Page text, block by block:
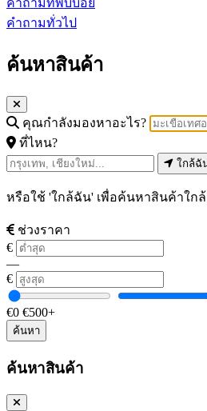
คำถามที่พบบ่อย
คำถามทั่วไป
ค้นหาสินค้า
คุณกำลังมองหาอะไร?
ที่ไหน?
ใกล้ฉั
หรือใช้ 'ใกล้ฉัน' เพื่อค้นหาสินค้าใก
ช่วงราคา
€
—
€
€0 €500+
ค้นหาสินค้า